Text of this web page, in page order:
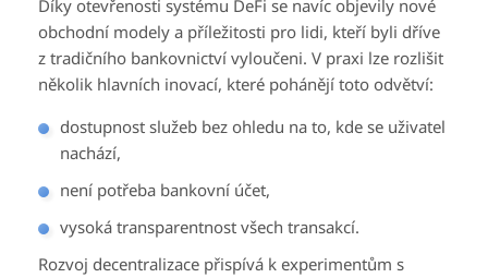
Díky otevřenosti systému DeFi se navíc objevily nové
obchodní modely a příležitosti pro lidi, kteří byli dříve
z tradičního bankovnictví vyloučeni. V praxi lze rozlišit
několik hlavních inovací, které pohánějí toto odvětví:
dostupnost služeb bez ohledu na to, kde se uživatel
nachází,
není potřeba bankovní účet,
vysoká transparentnost všech transakcí.
Rozvoj decentralizace přispívá k experimentům s